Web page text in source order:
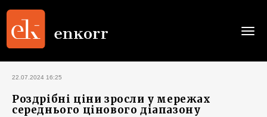
22.07.2024 16:25
Роздрібні ціни зросли у мережах
середнього цінового діапазону